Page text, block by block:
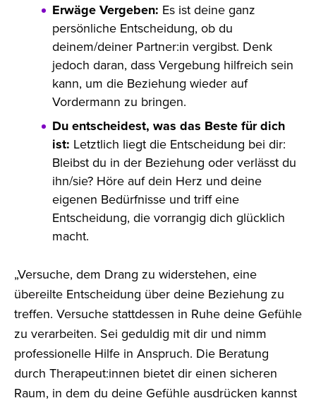
Erwäge Vergeben: Es ist deine ganz
persönliche Entscheidung, ob du
deinem/deiner Partner:in vergibst. Denk
jedoch daran, dass Vergebung hilfreich sein
kann, um die Beziehung wieder auf
Vordermann zu bringen.
Du entscheidest, was das Beste für dich
ist: Letztlich liegt die Entscheidung bei dir:
Bleibst du in der Beziehung oder verlässt du
ihn/sie? Höre auf dein Herz und deine
eigenen Bedürfnisse und triff eine
Entscheidung, die vorrangig dich glücklich
macht.
„Versuche, dem Drang zu widerstehen, eine
übereilte Entscheidung über deine Beziehung zu
treffen. Versuche stattdessen in Ruhe deine Gefühle
zu verarbeiten. Sei geduldig mit dir und nimm
professionelle Hilfe in Anspruch. Die Beratung
durch Therapeut:innen bietet dir einen sicheren
Raum, in dem du deine Gefühle ausdrücken kannst